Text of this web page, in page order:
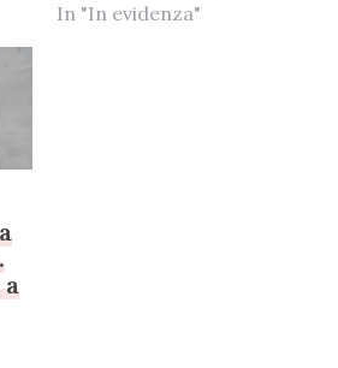
In "In evidenza"